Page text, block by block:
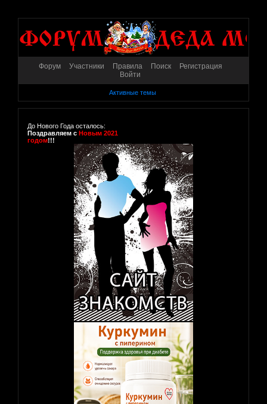
Форум Участники Правила Поиск
Регистрация
Войти
Активные темы
До Нового Года осталось:
Поздравляем с Новым 2021
годом!!!